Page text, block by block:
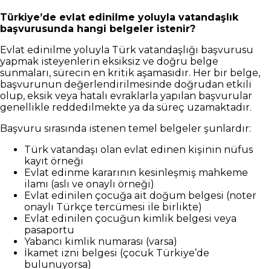
Türkiye’de evlat edinilme yoluyla vatandaşlık
başvurusunda hangi belgeler istenir?
Evlat edinilme yoluyla Türk vatandaşlığı başvurusu
yapmak isteyenlerin eksiksiz ve doğru belge
sunmaları, sürecin en kritik aşamasıdır. Her bir belge,
başvurunun değerlendirilmesinde doğrudan etkili
olup, eksik veya hatalı evraklarla yapılan başvurular
genellikle reddedilmekte ya da süreç uzamaktadır.
Başvuru sırasında istenen temel belgeler şunlardır:
Türk vatandaşı olan evlat edinen kişinin nüfus
kayıt örneği
Evlat edinme kararının kesinleşmiş mahkeme
ilamı (aslı ve onaylı örneği)
Evlat edinilen çocuğa ait doğum belgesi (noter
onaylı Türkçe tercümesi ile birlikte)
Evlat edinilen çocuğun kimlik belgesi veya
pasaportu
Yabancı kimlik numarası (varsa)
İkamet izni belgesi (çocuk Türkiye’de
bulunuyorsa)